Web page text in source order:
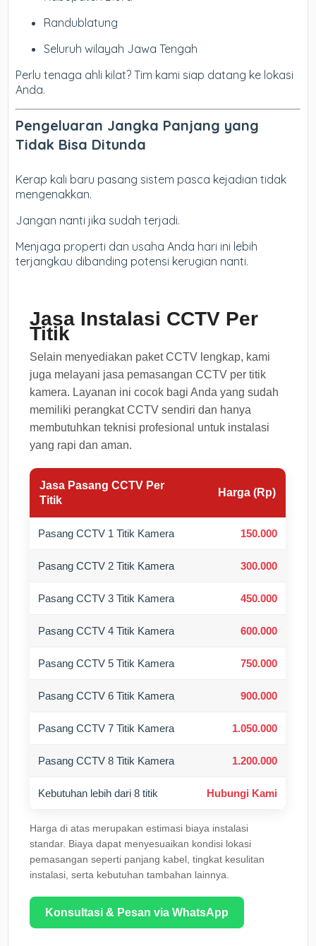
Randublatung
Seluruh wilayah Jawa Tengah
Perlu tenaga ahli kilat? Tim kami siap datang ke lokasi
Anda.
Pengeluaran Jangka Panjang yang
Tidak Bisa Ditunda
Kerap kali baru pasang sistem pasca kejadian tidak
mengenakkan.
Jangan nanti jika sudah terjadi.
Menjaga properti dan usaha Anda hari ini lebih
terjangkau dibanding potensi kerugian nanti.
Jasa Instalasi CCTV Per
Titik
Selain menyediakan paket CCTV lengkap, kami
juga melayani jasa pemasangan CCTV per titik
kamera. Layanan ini cocok bagi Anda yang sudah
memiliki perangkat CCTV sendiri dan hanya
membutuhkan teknisi profesional untuk instalasi
yang rapi dan aman.
Jasa Pasang CCTV Per
Titik
Harga (Rp)
Pasang CCTV 1 Titik Kamera 150.000
Pasang CCTV 2 Titik Kamera 300.000
Pasang CCTV 3 Titik Kamera 450.000
Pasang CCTV 4 Titik Kamera 600.000
Pasang CCTV 5 Titik Kamera 750.000
Pasang CCTV 6 Titik Kamera 900.000
Pasang CCTV 7 Titik Kamera 1.050.000
Pasang CCTV 8 Titik Kamera 1.200.000
Kebutuhan lebih dari 8 titik Hubungi Kami
Harga di atas merupakan estimasi biaya instalasi
standar. Biaya dapat menyesuaikan kondisi lokasi
pemasangan seperti panjang kabel, tingkat kesulitan
instalasi, serta kebutuhan tambahan lainnya.
Konsultasi & Pesan via WhatsApp